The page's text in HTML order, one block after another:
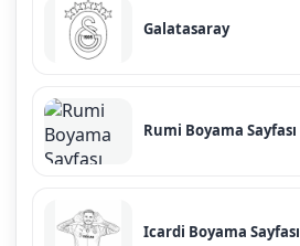
Galatasaray
Rumi Boyama Sayfası
Icardi Boyama Sayfası